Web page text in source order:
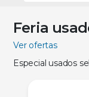
Feria
Ver ofertas
Especial usados